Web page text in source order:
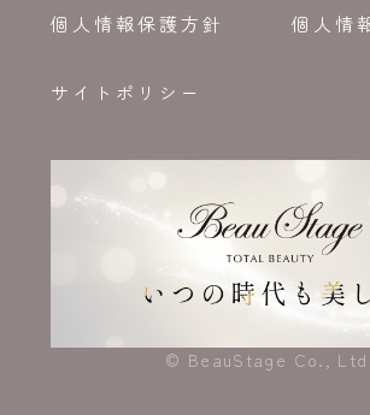
個人情報保護方針 個人情
サイトポリシー
© BeauStage Co.,